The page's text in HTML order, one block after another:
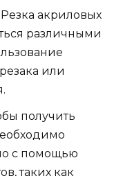
акриловых
различными
или
получить
с помощью
таких как